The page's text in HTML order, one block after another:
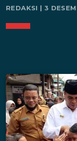
REDAKSI | 3